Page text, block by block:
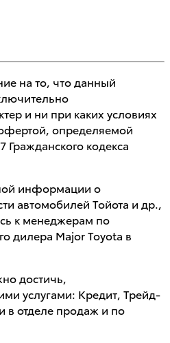
на то, что данный
и ни при каких условиях
определяемой
кодекса
информации о
автомобилей Тойота и др.,
к менеджерам по
дилера Major Toyota в
достичь,
услугами: Кредит, Трейд-
в отделе продаж и по